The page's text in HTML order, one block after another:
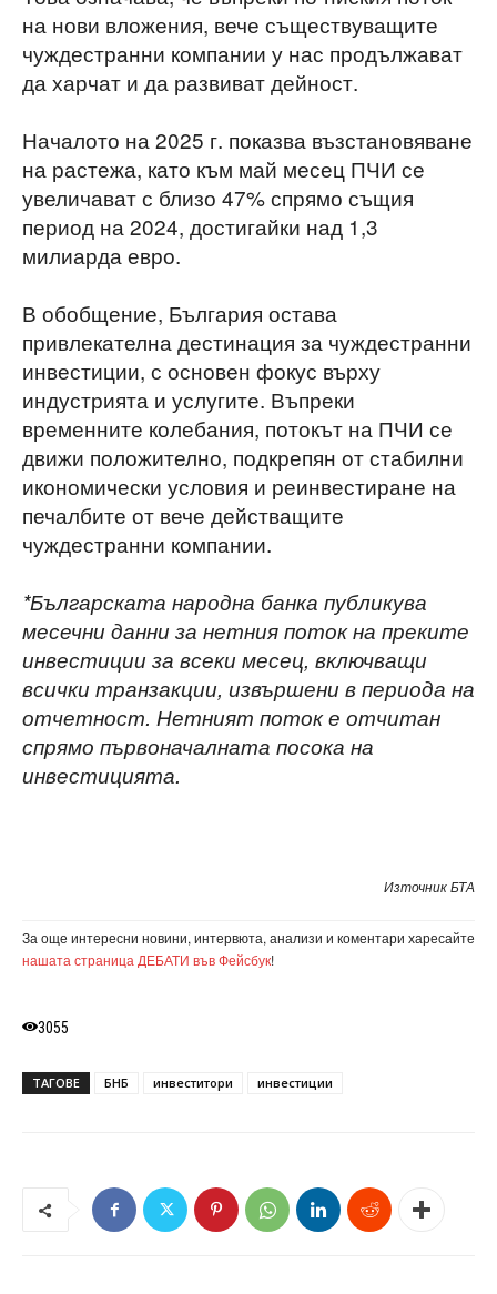
на нови вложения, вече съществуващите
чуждестранни компании у нас продължават
да харчат и да развиват дейност.
Началото на 2025 г. показва възстановяване
на растежа, като към май месец ПЧИ се
увеличават с близо 47% спрямо същия
период на 2024, достигайки над 1,3
милиарда евро.
В обобщение, България остава
привлекателна дестинация за чуждестранни
инвестиции, с основен фокус върху
индустрията и услугите. Въпреки
временните колебания, потокът на ПЧИ се
движи положително, подкрепян от стабилни
икономически условия и реинвестиране на
печалбите от вече действащите
чуждестранни компании.
*Българската народна банка публикува
месечни данни за нетния поток на преките
инвестиции за всеки месец, включващи
всички транзакции, извършени в периода на
отчетност. Нетният поток е отчитан
спрямо първоначалната посока на
инвестицията.
Източник БТА
За още интересни новини, интервюта, анализи и коментари харесайте
нашата страница ДЕБАТИ във Фейсбук!
3055
ТАГОВЕ БНБ инвеститори инвестиции